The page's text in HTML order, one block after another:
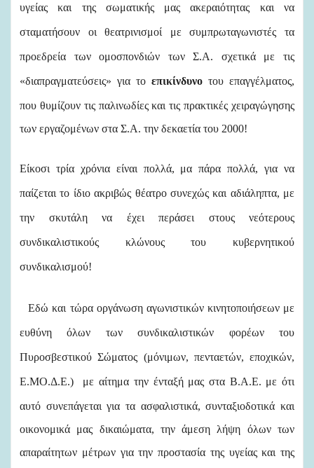
υγείας και της σωματικής μας ακεραιότητας και να
σταματήσουν οι θεατρινισμοί με συμπρωταγωνιστές τα
προεδρεία των ομοσπονδιών των Σ.Α. σχετικά με τις
«διαπραγματεύσεις» για το επικίνδυνο του επαγγέλματος,
που θυμίζουν τις παλινωδίες και τις πρακτικές χειραγώγησης
των εργαζομένων στα Σ.Α. την δεκαετία του 2000!
Είκοσι τρία χρόνια είναι πολλά, μα πάρα πολλά, για να
παίζεται το ίδιο ακριβώς θέατρο συνεχώς και αδιάληπτα, με
την σκυτάλη να έχει περάσει στους νεότερους
συνδικαλιστικούς κλώνους του κυβερνητικού
συνδικαλισμού!
Εδώ και τώρα οργάνωση αγωνιστικών κινητοποιήσεων με
ευθύνη όλων των συνδικαλιστικών φορέων του
Πυροσβεστικού Σώματος (μόνιμων, πενταετών, εποχικών,
Ε.ΜΟ.Δ.Ε.) με αίτημα την ένταξή μας στα Β.Α.Ε. με ότι
αυτό συνεπάγεται για τα ασφαλιστικά, συνταξιοδοτικά και
οικονομικά μας δικαιώματα, την άμεση λήψη όλων των
απαραίτητων μέτρων για την προστασία της υγείας και της